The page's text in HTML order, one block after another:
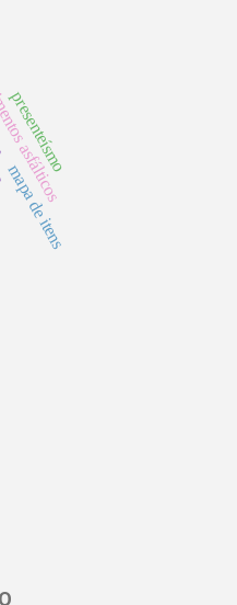
presenteísmo
mapa de itens